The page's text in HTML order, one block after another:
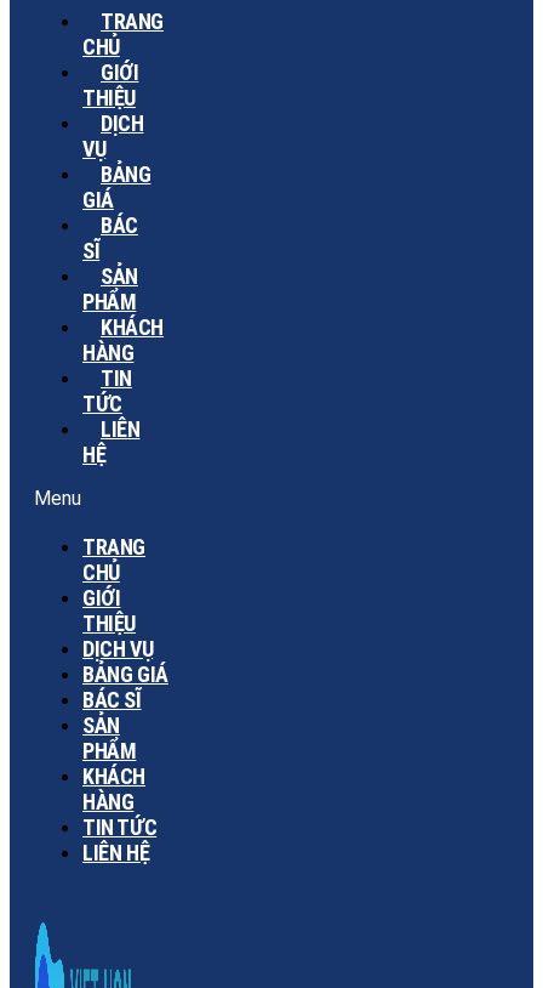
TRANG
CHỦ
GIỚI
THIỆU
DỊCH
VỤ
BẢNG
GIÁ
BÁC
SĨ
SẢN
PHẨM
KHÁCH
HÀNG
TIN
TỨC
LIÊN
HỆ
Menu
TRANG
CHỦ
GIỚI
THIỆU
DỊCH VỤ
BẢNG GIÁ
BÁC SĨ
SẢN
PHẨM
KHÁCH
HÀNG
TIN TỨC
LIÊN HỆ